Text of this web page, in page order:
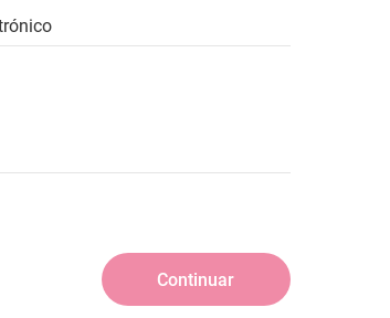
Continuar